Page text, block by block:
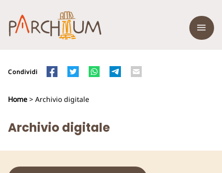
Condividi
Home > Archivio digitale
Archivio digitale